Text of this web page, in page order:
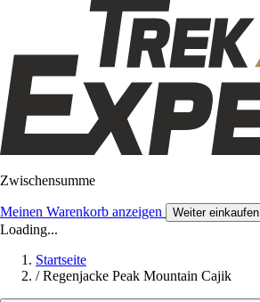
Zwischensumme
Meinen Warenkorb anzeigen Weiter einkaufen
Loading...
Startseite
/ Regenjacke Peak Mountain Cajik